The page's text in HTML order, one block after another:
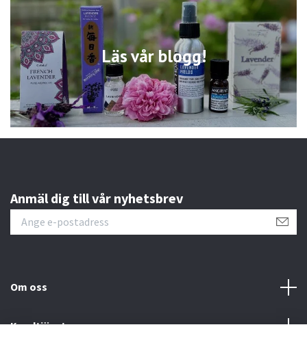
Läs vår blogg!
Anmäl dig till vår nyhetsbrev
Om oss
Kundtjänst